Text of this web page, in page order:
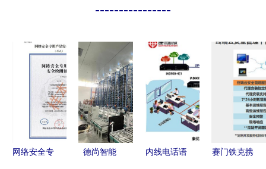
----------------
网络安全专
德尚智能
内线电话语
赛门铁克携